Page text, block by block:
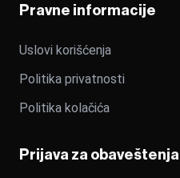
Pravne informacije
Uslovi korišćenja
Politika privatnosti
Politika kolačića
Prijava za obaveštenja